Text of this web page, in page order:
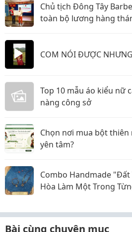
Chủ tịch Đông Tây
toàn bộ lương hàng
COM NÓI ĐƯỢC
Top 10 mẫu áo kiểu nữ
nàng công sở
Chọn nơi mua bột
yên tâm?
Combo Handmade "Đất
Hòa Làm Một Trong
Bài cùng chuyên mục